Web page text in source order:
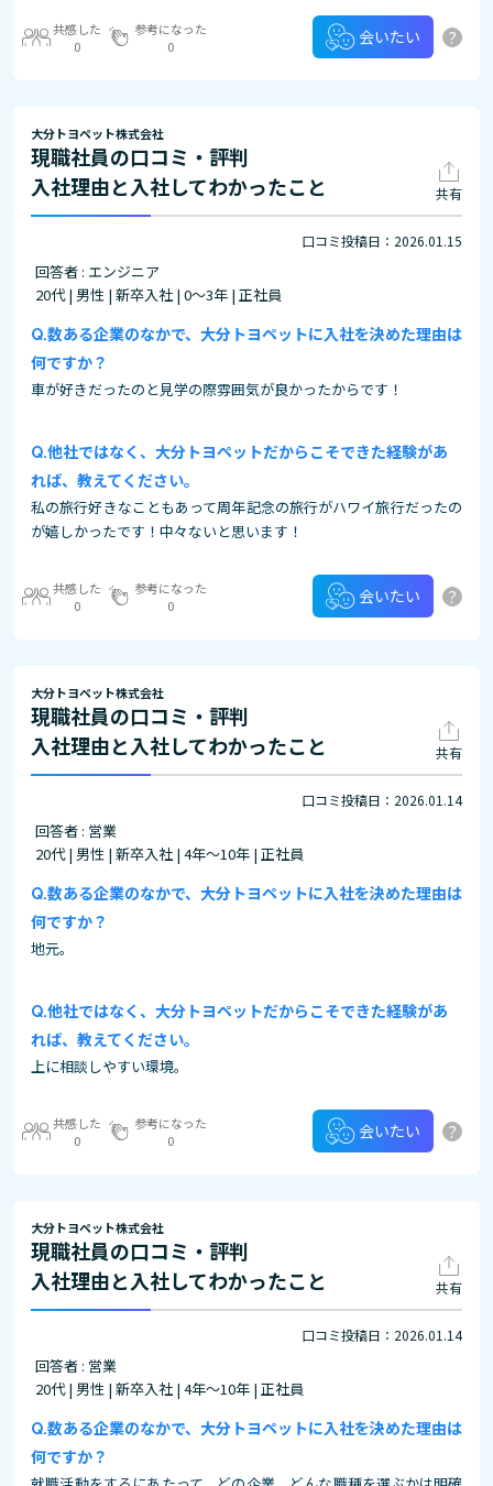
共感した
0
参考になった
0
会いたい ?
大分トヨペット株式会社
現職社員の口コミ・評判
入社理由と入社してわかったこと
共有
口コミ投稿日：2026.01.15
回答者 : エンジニア
20代 | 男性 | 新卒入社 | 0～3年 | 正社員
数ある企業のなかで、大分トヨペットに入社を決めた理由は
何ですか？
車が好きだったのと見学の際雰囲気が良かったからです！
他社ではなく、大分トヨペットだからこそできた経験があ
れば、教えてください。
私の旅行好きなこともあって周年記念の旅行がハワイ旅行だったの
が嬉しかったです！中々ないと思います！
共感した
0
参考になった
0
会いたい ?
大分トヨペット株式会社
現職社員の口コミ・評判
入社理由と入社してわかったこと
共有
口コミ投稿日：2026.01.14
回答者 : 営業
20代 | 男性 | 新卒入社 | 4年～10年 | 正社員
数ある企業のなかで、大分トヨペットに入社を決めた理由は
何ですか？
地元。
他社ではなく、大分トヨペットだからこそできた経験があ
れば、教えてください。
上に相談しやすい環境。
共感した
0
参考になった
0
会いたい ?
大分トヨペット株式会社
現職社員の口コミ・評判
入社理由と入社してわかったこと
共有
口コミ投稿日：2026.01.14
回答者 : 営業
20代 | 男性 | 新卒入社 | 4年～10年 | 正社員
数ある企業のなかで、大分トヨペットに入社を決めた理由は
何ですか？